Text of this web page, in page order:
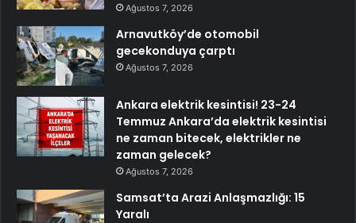
Ağustos 7, 2026
Arnavutköy’de otomobil
gecekonduya çarptı
Ağustos 7, 2026
Ankara elektrik kesintisi! 23-24
Temmuz Ankara’da elektrik kesintisi
ne zaman bitecek, elektrikler ne
zaman gelecek?
Ağustos 7, 2026
Samsat’ta Arazi Anlaşmazlığı: 15
Yaralı